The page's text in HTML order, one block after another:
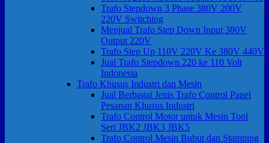
Trafo Stepdown 3 Phase 380V 200V
220V Switching
Menjual Trafo Step Down Input 380V
Output 220V
Trafo Step Up 110V 220V Ke 380V 440V
Jual Trafo Stepdown 220 ke 110 Volt
Indonesia
Trafo Khusus Industri dan Mesin
Jual Berbagai Jenis Trafo Control Panel
Pesanan Khusus Industri
Trafo Control Motor untuk Mesin Tool
Seri JBK2 JBK3 JBK5
Trafo Control Mesin Bubut dan Stamping